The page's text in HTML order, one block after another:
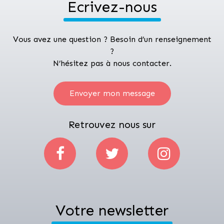
Ecrivez-nous
Vous avez une question ? Besoin d’un renseignement
?
N’hésitez pas à nous contacter.
Envoyer mon message
Retrouvez nous sur
Votre newsletter